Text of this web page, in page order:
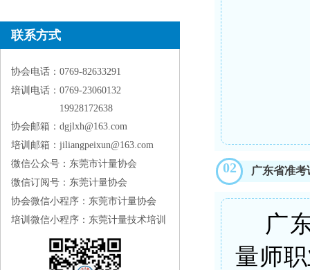
联系方式
协会电话：0769-82633291
培训电话：0769-23060132
19928172638
协会邮箱：dgjlxh@163.com
培训邮箱：jiliangpeixun@163.com
微信公众号：东莞市计量协会
微信订阅号：东莞计量协会
协会微信小程序：东莞市计量协会
培训微信小程序：东莞计量技术培训
02 广东省准
广
量师